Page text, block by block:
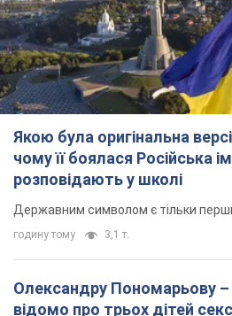
Якою була оригінальна
чому її боялася Російська
розповідають у школі
Державним символом є тільки
годину тому 3,1 т.
Олександру Пономарьову
відомо про трьох дітей